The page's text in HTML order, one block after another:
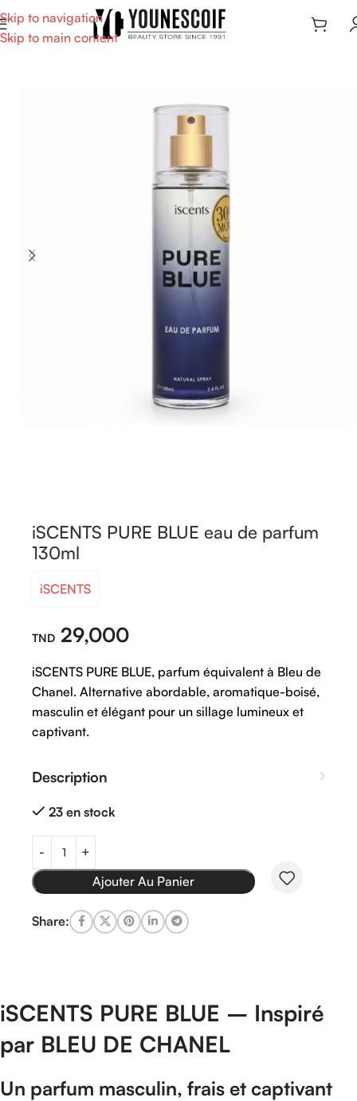
Skip to navigation
Skip to main content
iSCENTS PURE BLUE eau de parfum
130ml
iSCENTS
29,000
iSCENTS PURE BLUE, parfum équivalent à Bleu de
Chanel. Alternative abordable, aromatique-boisé,
masculin et élégant pour un sillage lumineux et
captivant.
Description
23 en stock
Ajouter Au Panier
Share:
iSCENTS PURE BLUE – Inspiré
par BLEU DE CHANEL
Un parfum masculin, frais et captivant